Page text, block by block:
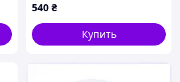
540 ₴
Купить